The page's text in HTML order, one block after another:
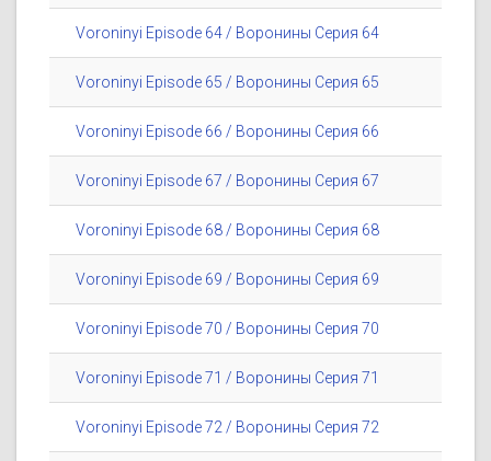
Voroninyi Episode 64 / Воронины Серия 64
Voroninyi Episode 65 / Воронины Серия 65
Voroninyi Episode 66 / Воронины Серия 66
Voroninyi Episode 67 / Воронины Серия 67
Voroninyi Episode 68 / Воронины Серия 68
Voroninyi Episode 69 / Воронины Серия 69
Voroninyi Episode 70 / Воронины Серия 70
Voroninyi Episode 71 / Воронины Серия 71
Voroninyi Episode 72 / Воронины Серия 72